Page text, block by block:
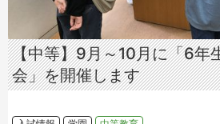
【中等】9月～10月に「6年
会」を開催します